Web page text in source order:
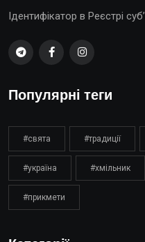
Ідентифікатор в Реєстрі
Популярні теги
#свята #традиції
#україна #хмільник
#прикмети